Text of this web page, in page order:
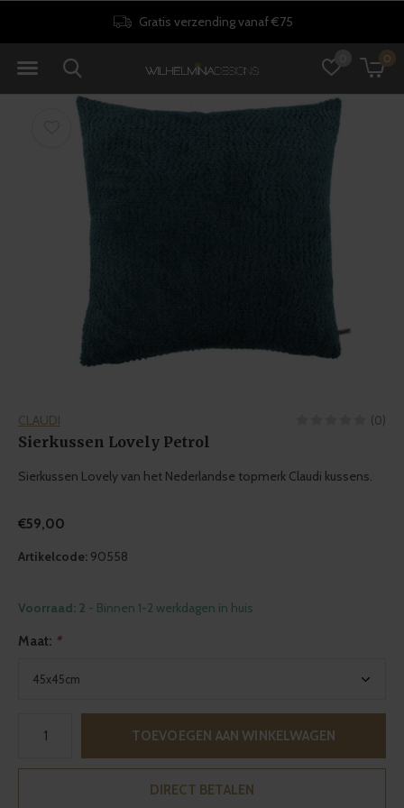
0
Gratis verzending vanaf €75
CLAUDI (0)
Sierkussen Lovely Petrol
Sierkussen Lovely van het Nederlandse topmerk Claudi kussens.
€59,00
Artikelcode: 90558
Voorraad: 2 - Binnen 1-2 werkdagen in huis
Maat: *
TOEVOEGEN AAN WINKELWAGEN
DIRECT BETALEN